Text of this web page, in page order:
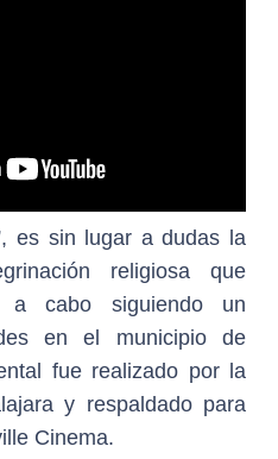
es sin lugar a dudas la
religiosa que
a cabo siguiendo un
en el municipio de
fue realizado por la
y respaldado para
Cinema.